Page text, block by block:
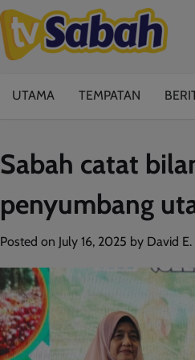
Skip
to
content
UTAMA TEMPATAN
Sabah catat
penyumbang
Posted on July 16, 2025 by David E.